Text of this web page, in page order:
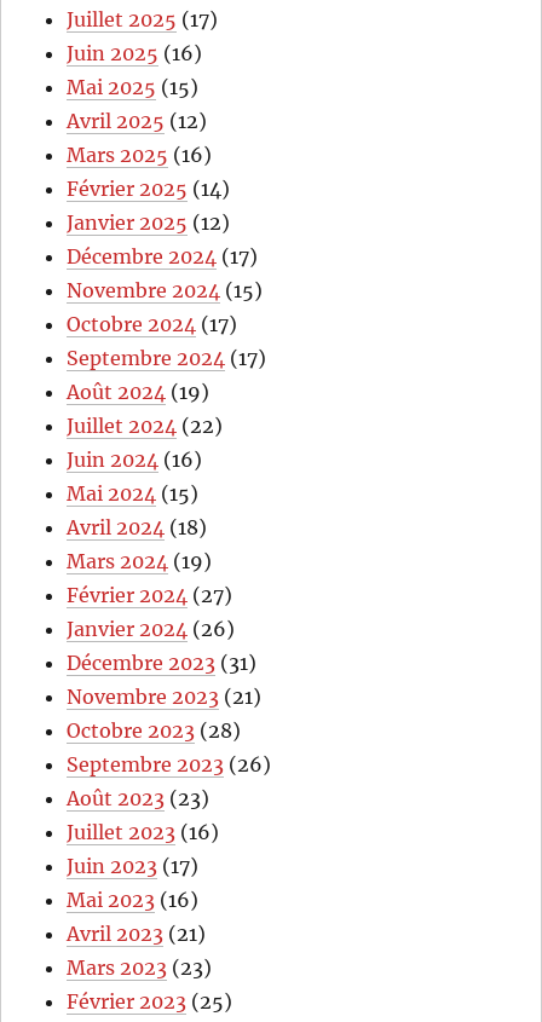
Juillet 2025 (17)
Juin 2025 (16)
Mai 2025 (15)
Avril 2025 (12)
Mars 2025 (16)
Février 2025 (14)
Janvier 2025 (12)
Décembre 2024 (17)
Novembre 2024 (15)
Octobre 2024 (17)
Septembre 2024 (17)
Août 2024 (19)
Juillet 2024 (22)
Juin 2024 (16)
Mai 2024 (15)
Avril 2024 (18)
Mars 2024 (19)
Février 2024 (27)
Janvier 2024 (26)
Décembre 2023 (31)
Novembre 2023 (21)
Octobre 2023 (28)
Septembre 2023 (26)
Août 2023 (23)
Juillet 2023 (16)
Juin 2023 (17)
Mai 2023 (16)
Avril 2023 (21)
Mars 2023 (23)
Février 2023 (25)